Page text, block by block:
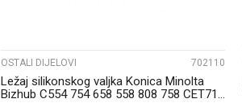
OSTALI DIJELOVI 702110
Ležaj silikonskog valjka Konica Minolta
Bizhub C554 754 658 558 808 758 CET71...